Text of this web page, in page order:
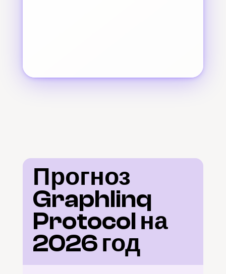
Прогноз
Graphlinq
Protocol на
2026 год